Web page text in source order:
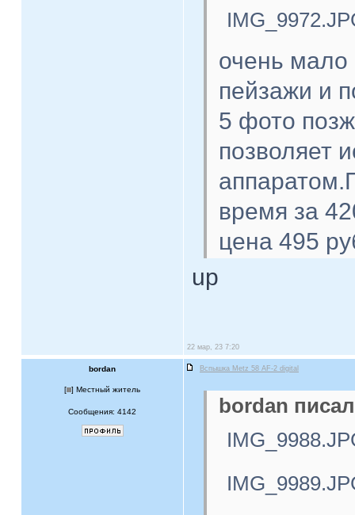
очень мало
пейзажи и
5 фото
позволяет
время за
цена 495
up
22 мар, 23 7:20
bordan Вспышка Metz 58 AF-2 digital
[ ] Местный житель
Сообщения: 4142
bordan